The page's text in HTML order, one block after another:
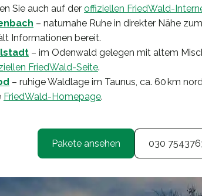
Sie auch auf der offiziellen FriedWald-
– naturnahe Ruhe in direkter Nähe
Informationen bereit.
– im Odenwald gelegen mit altem
FriedWald-Seite.
– ruhige Waldlage im Taunus, ca. 60 km
FriedWald-Homepage.
Pakete ansehen 030